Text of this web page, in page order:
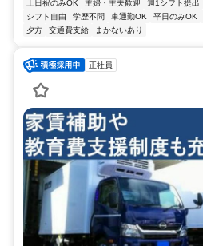
土日祝のみOK
主婦・主夫歓迎 週1シフト提出
シフト自由
学歴不問 車通勤OK 平日のみOK
夕方
交通費支給 まかないあり
正社員